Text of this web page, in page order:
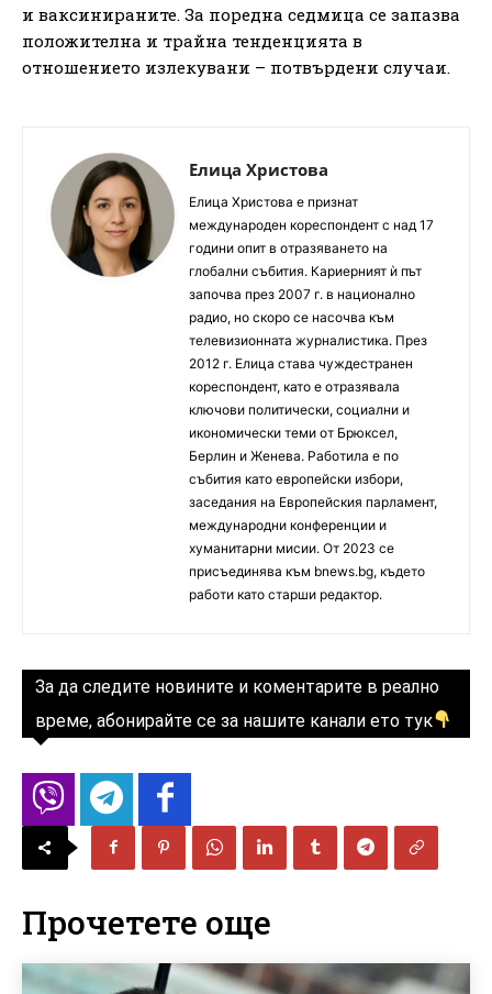
и ваксинираните. За поредна седмица се запазва
положителна и трайна тенденцията в
отношението излекувани – потвърдени случаи.
Елица Христова
Елица Христова е признат
международен кореспондент с над 17
години опит в отразяването на
глобални събития. Кариерният ѝ път
започва през 2007 г. в национално
радио, но скоро се насочва към
телевизионната журналистика. През
2012 г. Елица става чуждестранен
кореспондент, като е отразявала
ключови политически, социални и
икономически теми от Брюксел,
Берлин и Женева. Работила е по
събития като европейски избори,
заседания на Европейския парламент,
международни конференции и
хуманитарни мисии. От 2023 се
присъединява към bnews.bg, където
работи като старши редактор.
За да следите новините и коментарите в реално
време, абонирайте се за нашите канали ето тук
Прочетете още